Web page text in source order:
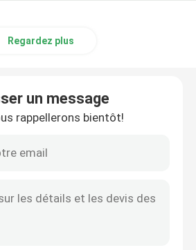
Regardez plus
un message
rappellerons bientôt!